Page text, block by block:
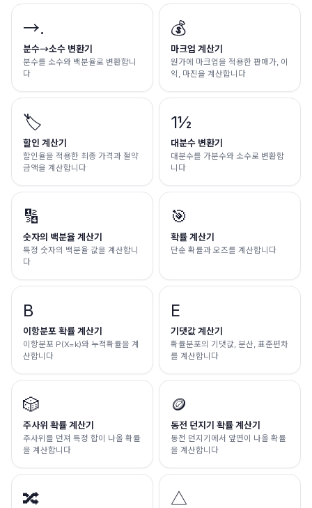
→.
분수→소수 변환기
분수를 소수와 백분율로 변환합니
다
💰
마크업 계산기
원가에 마크업을 적용한 판매가, 이
익, 마진을 계산합니다
🏷️
할인 계산기
할인율을 적용한 최종 가격과 절약
금액을 계산합니다
1½
대분수 변환기
대분수를 가분수와 소수로 변환합
니다
🔢
숫자의 백분율 계산기
특정 숫자의 백분율 값을 계산합니
다
🎯
확률 계산기
단순 확률과 오즈를 계산합니다
B
이항분포 확률 계산기
이항분포 P(X=k)와 누적확률을 계
산합니다
E
기댓값 계산기
확률분포의 기댓값, 분산, 표준편차
를 계산합니다
🎲
주사위 확률 계산기
주사위를 던져 특정 합이 나올 확률
을 계산합니다
🪙
동전 던지기 확률 계산기
동전 던지기에서 앞면이 나올 확률
을 계산합니다
🔀 △